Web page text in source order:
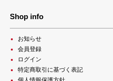
Shop info
お知らせ
会員登録
ログイン
特定商取引に基づく表記